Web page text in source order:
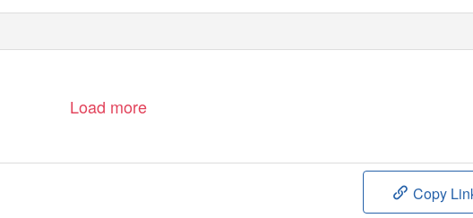
Load more
Copy